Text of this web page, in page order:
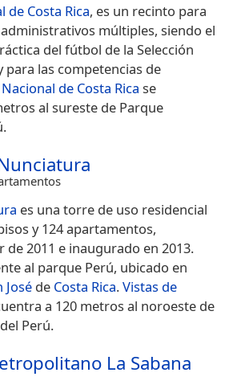
de Costa Rica, es un recinto para
múltiples, siendo el
del fútbol de la Selección
para las competencias de
de Costa Rica se
al sureste de Parque
es una torre de uso residencial
y 124 apartamentos,
2011 e inaugurado en 2013.
al parque Perú, ubicado en
José de Costa Rica.Vistas de
a 120 metros al noroeste de
Perú.
La Sabana